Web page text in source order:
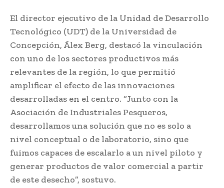
El director ejecutivo de la Unidad de Desarrollo
Tecnológico (UDT) de la Universidad de
Concepción, Álex Berg, destacó la vinculación
con uno de los sectores productivos más
relevantes de la región, lo que permitió
amplificar el efecto de las innovaciones
desarrolladas en el centro. “Junto con la
Asociación de Industriales Pesqueros,
desarrollamos una solución que no es solo a
nivel conceptual o de laboratorio, sino que
fuimos capaces de escalarlo a un nivel piloto y
generar productos de valor comercial a partir
de este desecho”, sostuvo.